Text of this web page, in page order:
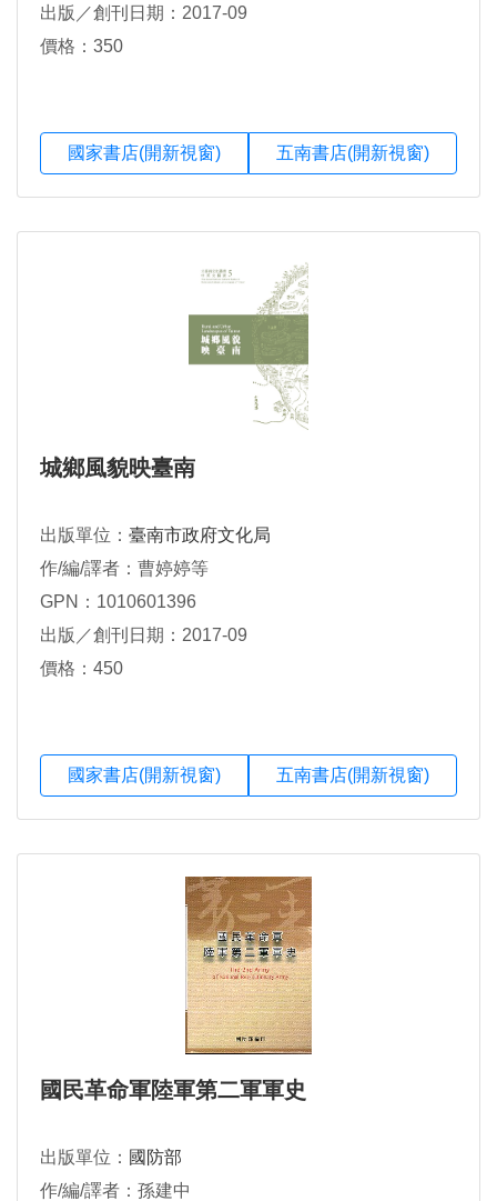
出版／創刊日期：2017-09
價格：350
國家書店(開新視窗) 五南書店(開新視窗)
城鄉風貌映臺南
出版單位： 臺南市政府文化局
作/編/譯者：曹婷婷等
GPN：1010601396
出版／創刊日期：2017-09
價格：450
國家書店(開新視窗) 五南書店(開新視窗)
國民革命軍陸軍第二軍軍史
出版單位： 國防部
作/編/譯者：孫建中